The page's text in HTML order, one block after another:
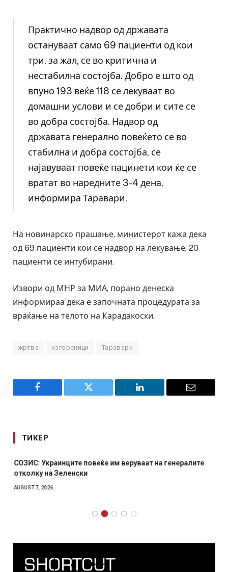
Практично надвор од државата
остануваат само 69 пациенти од кои
три, за жал, се во критична и
нестабилна состојба. Добро е што од
впуно 193 веќе 118 се лекуваат во
домашни услови и се добри и сите се
во добра состојба. Надвор од
државата генерално повеќето се во
стабилна и добра состојба, се
најавуваат повеќе пацинети кои ќе се
вратат во наредните 3-4 дена,
информира Таравари.
На новинарско прашање, министерот кажа дека
од 69 пациенти кои се надвор на лекување, 20
пациенти се интубирани.
Извори од МНР за МИА, порано денеска
информираа дека е започната процедурата за
враќање на телото на Карадакоски.
жртва изгореници Таравари
Facebook Twitter LinkedIn Email
ТИКЕР
СОЗИС: Украинците повеќе им веруваат на генералите
отколку на Зеленски
AUGUST 7, 2026